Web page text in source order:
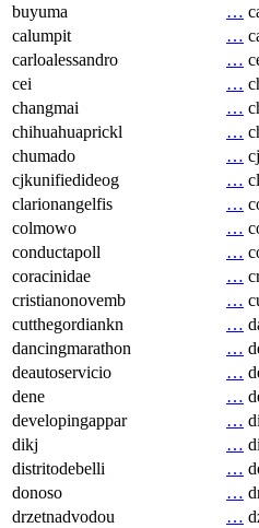
buyuma
…
calumpit
…
carloalessandro
…
cei
…
changmai
…
chihuahuaprickl
…
chumado
…
cjkunifiedideog
…
clarionangelfis
…
colmowo
…
conductapoll
…
coracinidae
…
cristianonovemb
…
cutthegordiankn
…
dancingmarathon
…
deautoservicio
…
dene
…
developingappar
…
dikj
…
distritodebelli
…
donoso
…
drzetnadvodou
…